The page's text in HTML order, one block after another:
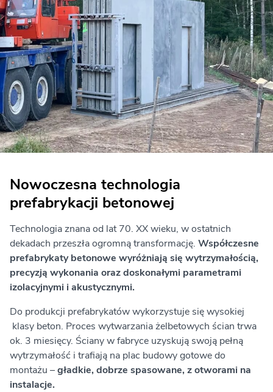
Nowoczesna technologia
prefabrykacji betonowej
Technologia znana od lat 70. XX wieku, w ostatnich
dekadach przeszła ogromną transformację. Współczesne
prefabrykaty betonowe wyróżniają się wytrzymałością,
precyzją wykonania oraz doskonałymi parametrami
izolacyjnymi i akustycznymi.
Do produkcji prefabrykatów wykorzystuje się wysokiej
klasy beton. Proces wytwarzania żelbetowych ścian trwa
ok. 3 miesięcy. Ściany w fabryce uzyskują swoją pełną
wytrzymałość i trafiają na plac budowy gotowe do
montażu –gładkie, dobrze spasowane, z otworami na
instalacje.